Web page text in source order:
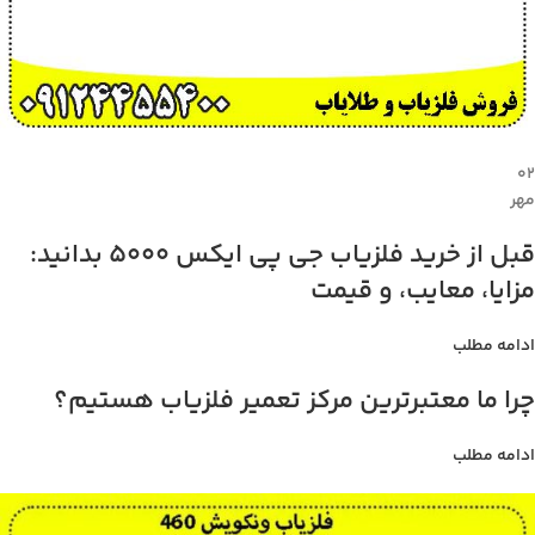
۰۲
مهر
قبل از خرید فلزیاب جی پی ایکس 5000 بدانید:
مزایا، معایب، و قیمت
ادامه مطلب
چرا ما معتبرترین مرکز تعمیر فلزیاب هستیم؟
ادامه مطلب